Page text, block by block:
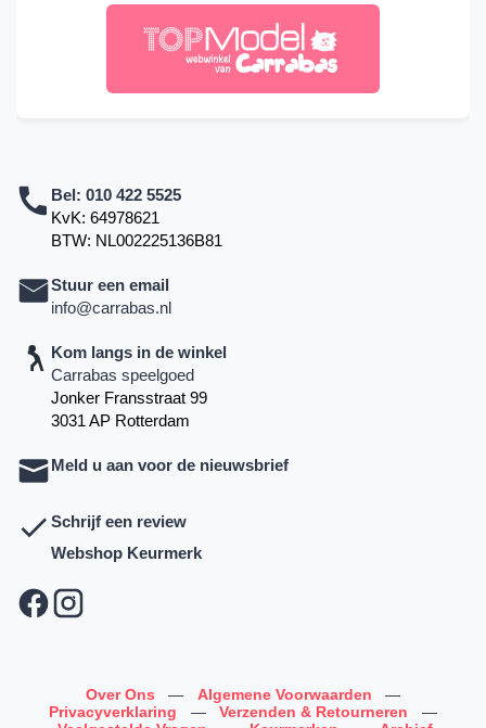
Bel: 010 422 5525
KvK: 64978621
BTW: NL002225136B81
Stuur een email
info@carrabas.nl
Kom langs in de winkel
Carrabas speelgoed
Jonker Fransstraat 99
3031 AP Rotterdam
Meld u aan voor de nieuwsbrief
Schrijf een review
Webshop Keurmerk
Over Ons — Algemene Voorwaarden
—
Privacyverklaring
— Verzenden & Retourneren
—